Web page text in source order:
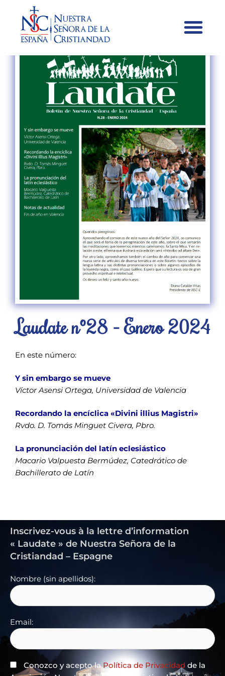
Laudate nº28 - Enero 2024
En este número:
Y sin embargo se mueve
Víctor Asensi Ortega, Universidad de Valencia
Recordando la encíclica «Divini illius Magistri»
Rvdo. D. Tomás Minguet Civera, Pbro.
La pronunciación del latín eclesiástico
Macario Valpuesta Bermúdez, Catedrático de
Bachillerato de Latín
Inscrivez-vous à la lettre d’information
« Laudate » de Nuestra Señora de la
Cristiandad – Espagne
Nombre (sin apellidos):
Email:
Conozco y acepto laPolítica de Privacidad de la